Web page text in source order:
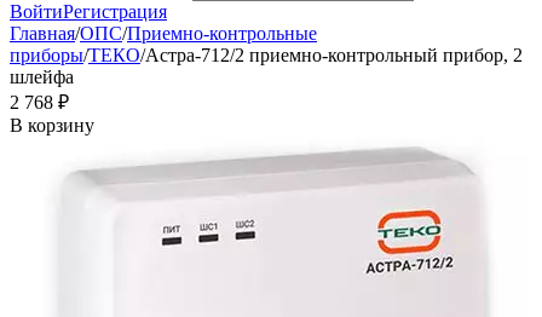
ВойтиРегистрация
Главная/ОПС/Приемно-контрольные
приборы/ТЕКО/Астра-712/2 приемно-контрольный прибор, 2
шлейфа
2 768 ₽
В корзину